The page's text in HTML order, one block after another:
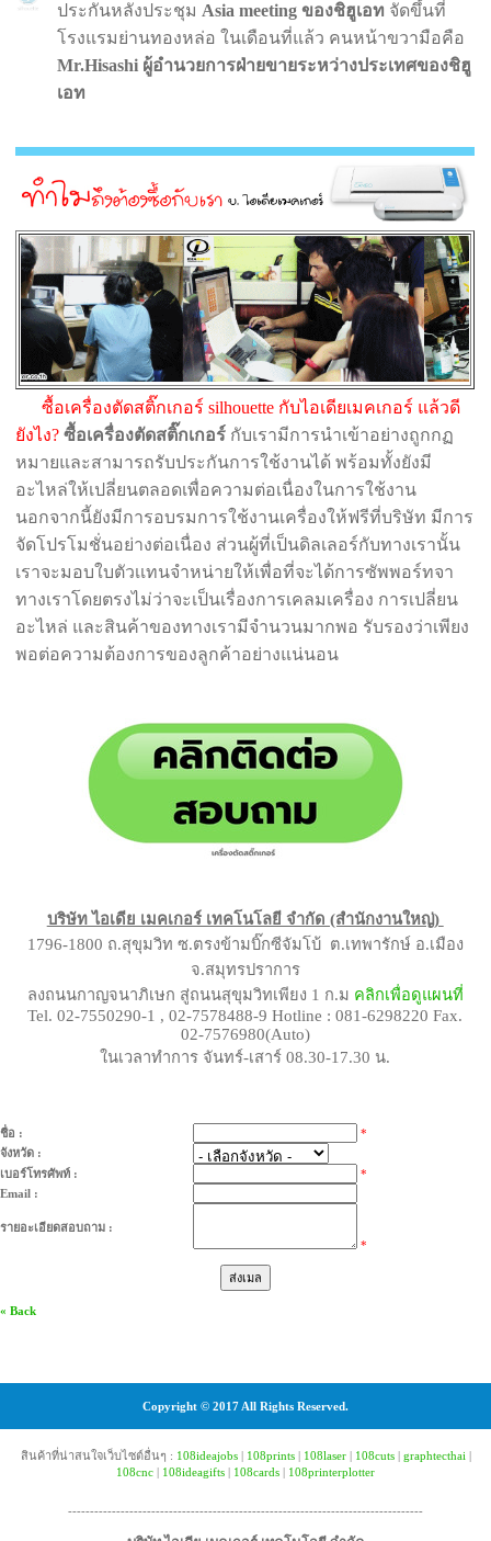
ประกันหลังประชุม Asia meeting ของชิฮูเอท จัดขึ้นที่
โรงแรมย่านทองหล่อ ในเดือนที่แล้ว คนหน้าขวามือคือ
Mr.Hisashi ผู้อำนวยการฝ่ายขายระหว่างประเทศของชิฮู
เอท
ซื้อเครื่องตัดสติ๊กเกอร์ silhouette กับไอเดียเมคเกอร์ แล้วดี
ยังไง? ซื้อเครื่องตัดสติ๊กเกอร์ กับเรามีการนำเข้าอย่างถูกกฏ
หมายและสามารถรับประกันการใช้งานได้ พร้อมทั้งยังมี
อะไหล่ให้เปลี่ยนตลอดเพื่อความต่อเนื่องในการใช้งาน
นอกจากนี้ยังมีการอบรมการใช้งานเครื่องให้ฟรีที่บริษัท มีการ
จัดโปรโมชั่นอย่างต่อเนื่อง ส่วนผู้ที่เป็นดิลเลอร์กับทางเรานั้น
เราจะมอบใบตัวเเทนจำหน่ายให้เพื่อที่จะได้การซัพพอร์ทจา
ทางเราโดยตรงไม่ว่าจะเป็นเรื่องการเคลมเครื่อง การเปลี่ยน
อะไหล่ และสินค้าของทางเรามีจำนวนมากพอ รับรองว่าเพียง
พอต่อความต้องการของลูกค้าอย่างแน่นอน
บริษัท ไอเดีย เมคเกอร์ เทคโนโลยี จำกัด (สำนักงานใหญ่)
1796-1800 ถ.สุขุมวิท ซ.ตรงข้ามบิ๊กซีจัมโบ้ ต.เทพารักษ์ อ.เมือง
จ.สมุทรปราการ
ลงถนนกาญจนาภิเษก สู่ถนนสุขุมวิทเพียง 1 ก.ม คลิกเพื่อดูแผนที่
Tel. 02-7550290-1 , 02-7578488-9 Hotline : 081-6298220 Fax.
02-7576980(Auto)
ในเวลาทำการ จันทร์-เสาร์ 08.30-17.30 น.
ชื่อ :
*
จังหวัด :
เบอร์โทรศัพท์ :
*
Email :
รายอะเอียดสอบถาม :
*
« Back
Copyright © 2017 All Rights Reserved.
สินค้าที่น่าสนใจเว็บไซต์อื่นๆ : 108ideajobs| 108prints| 108laser| 108cuts| graphtecthai
108cnc
108ideagifts 108cards 108printerplotter
---------------------------------------------------------------------------------